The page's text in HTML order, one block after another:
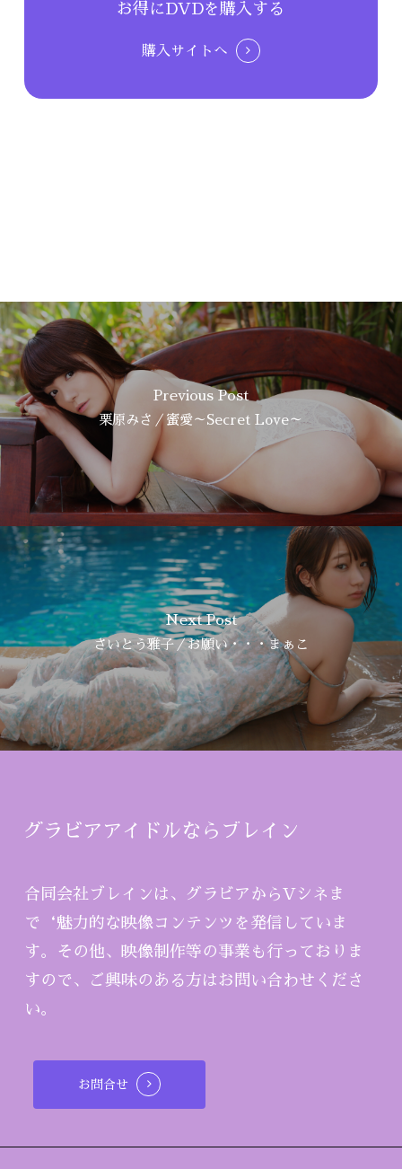
お得にDVDを購入する
購入サイトへ
Previous Post
栗原みさ／蜜愛～Secret Love～
Next Post
さいとう雅子／お願い・・・まぁこ
グラビアアイドルならブレイン
合同会社ブレインは、グラビアからVシネま
で‘魅力的な映像コンテンツを発信していま
す。その他、映像制作等の事業も行っておりま
すので、ご興味のある方はお問い合わせくださ
い。
お問合せ